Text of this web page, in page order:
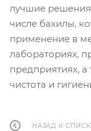
лучшие
числе бахилы,
применение в
лабораториях,
предприятиях,
чистота и
НАЗАД К